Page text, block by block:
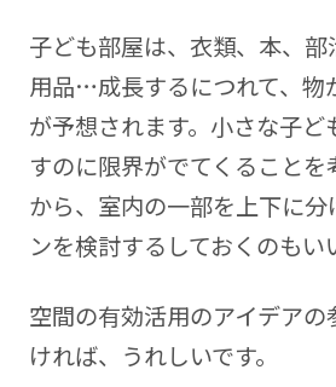
子ども部屋は、衣類、本、
用品…成長するにつれて、物
が予想されます。小さな子ど
すのに限界がでてくることを
から、室内の一部を上下に
ンを検討するしておくのもい
空間の有効活用のアイデアの
ければ、うれしいです。